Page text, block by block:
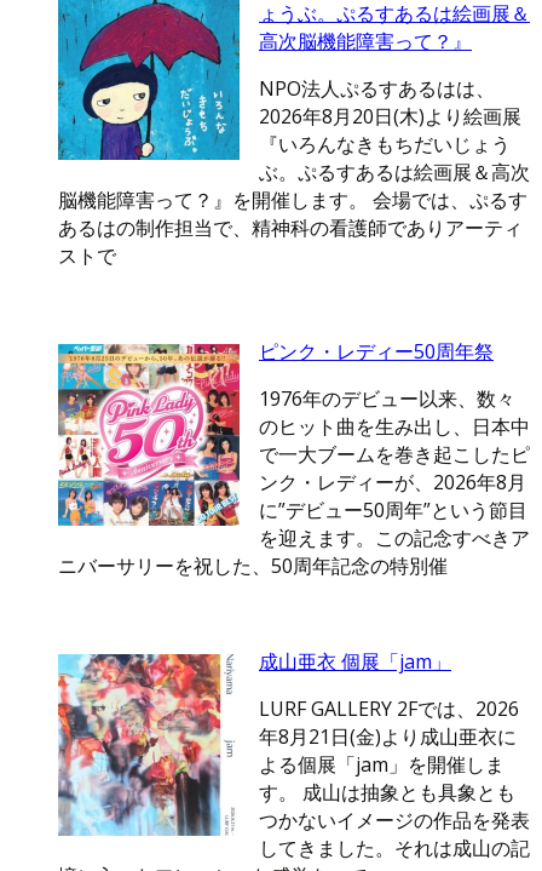
ょうぶ。ぷるすあるは絵画展＆
高次脳機能障害って？』
NPO法人ぷるすあるはは、
2026年8月20日(木)より絵画展
『いろんなきもちだいじょう
ぶ。ぷるすあるは絵画展＆高次
脳機能障害って？』を開催します。 会場では、ぷるす
あるはの制作担当で、精神科の看護師でありアーティ
ストで
ピンク・レディー50周年祭
1976年のデビュー以来、数々
のヒット曲を生み出し、日本中
で一大ブームを巻き起こしたピ
ンク・レディーが、2026年8月
に”デビュー50周年”という節目
を迎えます。この記念すべきア
ニバーサリーを祝した、50周年記念の特別催
成山亜衣 個展「jam」
LURF GALLERY 2Fでは、2026
年8月21日(金)より成山亜衣に
よる個展「jam」を開催しま
す。 成山は抽象とも具象とも
つかないイメージの作品を発表
してきました。それは成山の記